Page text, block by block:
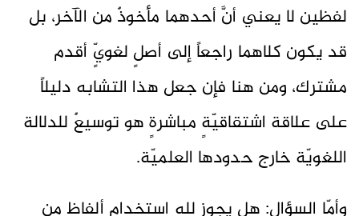
لفظين لا يعني أنَّ أحدهما مأخوذٌ من الآخر، بل
قد يكون كلاهما راجعاً إلى أصلٍ لغويٍّ أقدم
مشترك، ومن هنا فإن جعل هذا التشابه دليلاً
على علاقة اشتقاقيّةٍ مباشرةٍ هو توسيعٌ للدلالة
اللغويّة خارج حدودها العلميّة.
وأمّا السؤال: هل يجوز لله استخدام ألفاظٍ من